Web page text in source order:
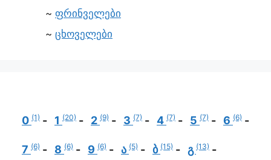
ფრინველები
ცხოველები
0 (1) 1 (20) 2 (9) 3 (7) 4 (7) 5 (7) 6 (6)
7 (6) 8 (6) 9 (6) ა (5) ბ (15) გ (13)